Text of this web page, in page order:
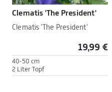
Clematis 'The President'
Clematis 'The President'
19,99 €
40-50 cm
2 Liter Topf